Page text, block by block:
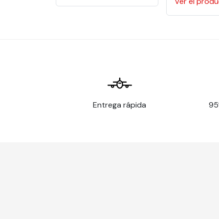
Superficie de
Resistencia a la
-40°C a +90°C
Límites de
Superficies onduladas o
Entrega rápida